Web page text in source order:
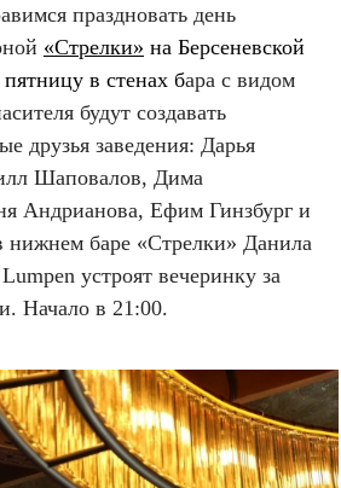
праздновать день
«Стрелки» на Берсеневской
в стенах бара с видом
будут создавать
друзья заведения: Дарья
Шаповалов, Дима
Андрианова, Ефим Гинзбург и
нижнем баре «Стрелки» Данила
устроят вечеринку за
Начало в 21:00.